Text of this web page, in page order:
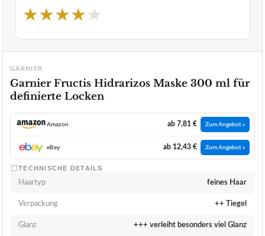
★★★★★
GARNIER
Garnier Fructis Hidrarizos Maske 300 ml für
definierte Locken
Amazon ab 7,81 € Zum Angebot »
eBay ab 12,43 € Zum Angebot »
TECHNISCHE DETAILS
Haartyp feines Haar
Verpackung ++ Tiegel
Glanz +++ verleiht besonders viel Glanz